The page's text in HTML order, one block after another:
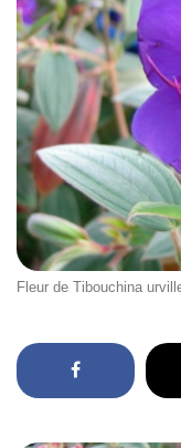
Fleur de Tibouchina